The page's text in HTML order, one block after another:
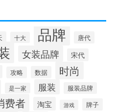
十大 品牌 唐代
女装品牌 宋代
攻略 数据 时尚
是一家 服装 服装品牌
费者 淘宝 游戏 牌子